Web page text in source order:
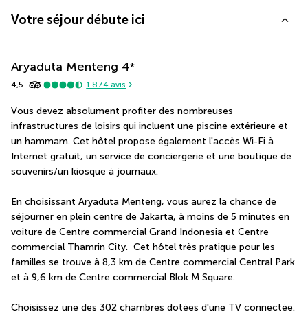
Votre séjour débute ici
Aryaduta Menteng 4*
4,5 1 874 avis
Vous devez absolument profiter des nombreuses
infrastructures de loisirs qui incluent une piscine extérieure et
un hammam. Cet hôtel propose également l'accès Wi-Fi à
Internet gratuit, un service de conciergerie et une boutique de
souvenirs/un kiosque à journaux.
En choisissant Aryaduta Menteng, vous aurez la chance de
séjourner en plein centre de Jakarta, à moins de 5 minutes en
voiture de Centre commercial Grand Indonesia et Centre
commercial Thamrin City.  Cet hôtel très pratique pour les
familles se trouve à 8,3 km de Centre commercial Central Park
et à 9,6 km de Centre commercial Blok M Square.
Choisissez une des 302 chambres dotées d'une TV connectée.